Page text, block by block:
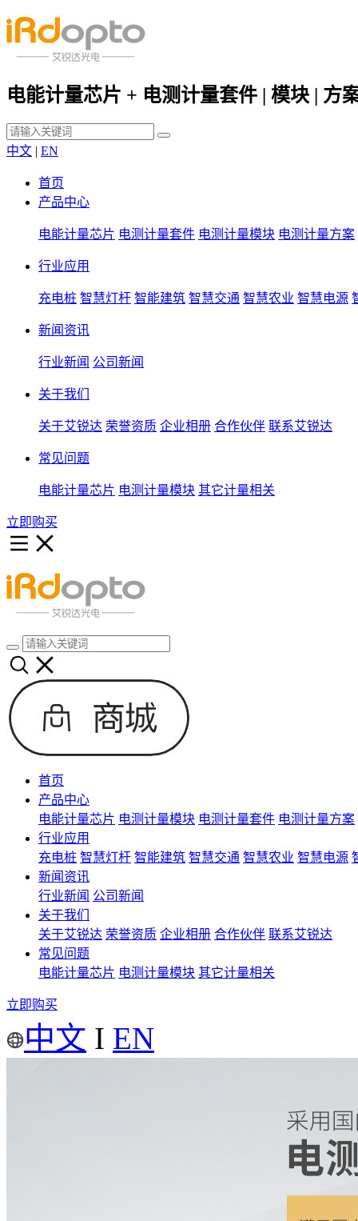
电能计量芯片 + 电测计量套件 | 模块 | 方
中文 | EN
首页
产品中心
电能计量芯片 电测计量套件 电测计量模块 电测计量方案
行业应用
充电桩 智慧灯杆 智能建筑 智慧交通 智慧农业 智慧电源
新闻资讯
行业新闻 公司新闻
关于我们
关于艾锐达 荣誉资质 企业相册 合作伙伴 联系艾锐达
常见问题
电能计量芯片 电测计量模块 其它计量相关
立即购买
首页
产品中心
电能计量芯片 电测计量模块 电测计量套件 电测计量方案
行业应用
充电桩 智慧灯杆 智能建筑 智慧交通 智慧农业 智慧电源
新闻资讯
行业新闻 公司新闻
关于我们
关于艾锐达 荣誉资质 企业相册 合作伙伴 联系艾锐达
常见问题
电能计量芯片 电测计量模块 其它计量相关
立即购买
中文 I EN